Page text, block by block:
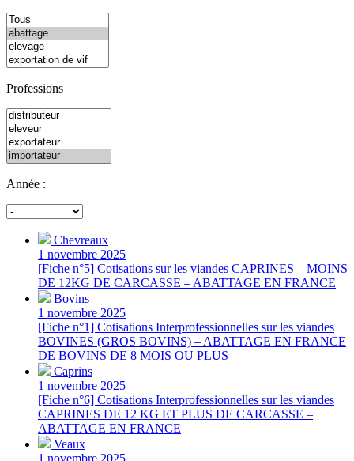
Professions
Année :
Chevreaux
1 novembre 2025
[Fiche n°5] Cotisations sur les viandes CAPRINES – MOINS
DE 12KG DE CARCASSE – ABATTAGE EN FRANCE
Bovins
1 novembre 2025
[Fiche n°1] Cotisations Interprofessionnelles sur les viandes
BOVINES (GROS BOVINS) – ABATTAGE EN FRANCE
DE BOVINS DE 8 MOIS OU PLUS
Caprins
1 novembre 2025
[Fiche n°6] Cotisations Interprofessionnelles sur les viandes
CAPRINES DE 12 KG ET PLUS DE CARCASSE –
ABATTAGE EN FRANCE
Veaux
1 novembre 2025